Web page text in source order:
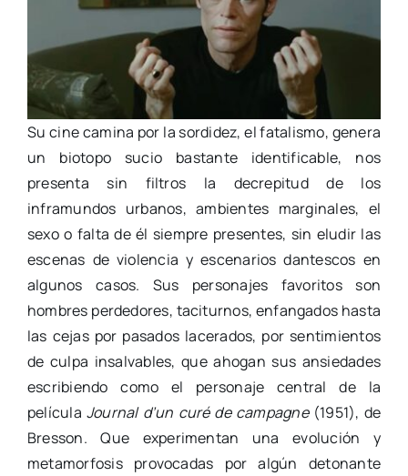
Su cine camina por la sordidez, el fatalismo, genera
un biotopo sucio bastante identificable, nos
presenta sin filtros la decrepitud de los
inframundos urbanos, ambientes marginales, el
sexo o falta de él siempre presentes, sin eludir las
escenas de violencia y escenarios dantescos en
algunos casos. Sus personajes favoritos son
hombres perdedores, taciturnos, enfangados hasta
las cejas por pasados lacerados, por sentimientos
de culpa insalvables, que ahogan sus ansiedades
escribiendo como el personaje central de la
película Journal d’un curé de campagne(1951), de
Bresson. Que experimentan una evolución y
metamorfosis provocadas por algún detonante